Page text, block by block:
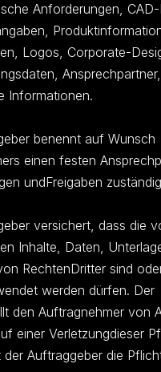
Anforderungen,
Logos, Corporate-
Informationen.
benennt auf Wunsch
einen festen
undFreigaben
versichert, dass die
Inhalte, Daten,
RechtenDritter sind
werden dürfen. Der
den Auftragnehmer von
einer Verletzungdieser
Auftraggeber die